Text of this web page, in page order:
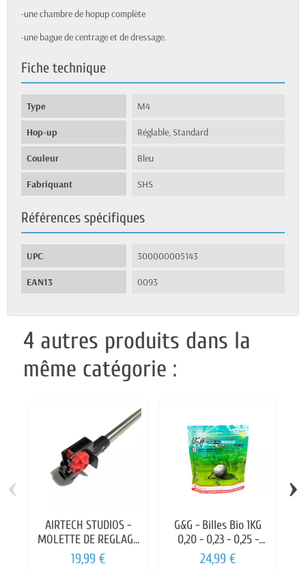
-une chambre de hopup complète
-une bague de centrage et de dressage.
Fiche technique
Type M4
Hop-up Réglable, Standard
Couleur Bleu
Fabriquant SHS
Références spécifiques
UPC 300000005143
EAN13 0093
4 autres produits dans la
même catégorie :
AIRTECH STUDIOS -
MOLETTE DE REGLAGE
SCORPION EVO
19,99 €
G&G - Billes Bio 1KG
0,20 - 0,23 - 0,25 -
0,28g
24,99 €
‹ ›